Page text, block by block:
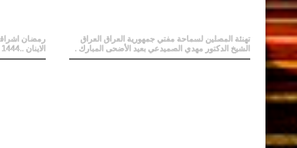
تهنئة المصلين لسماحة مفتي جمهورية العراق العراق
الشيخ الدكتور مهدي الصميدعي بعيد الأضحى المبارك .
رمضان
الاينان ..1444 هجرية .